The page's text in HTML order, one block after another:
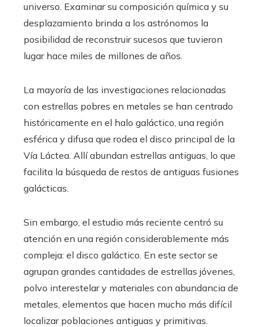
universo. Examinar su composición química y su
desplazamiento brinda a los astrónomos la
posibilidad de reconstruir sucesos que tuvieron
lugar hace miles de millones de años.
La mayoría de las investigaciones relacionadas
con estrellas pobres en metales se han centrado
históricamente en el halo galáctico, una región
esférica y difusa que rodea el disco principal de la
Vía Láctea. Allí abundan estrellas antiguas, lo que
facilita la búsqueda de restos de antiguas fusiones
galácticas.
Sin embargo, el estudio más reciente centró su
atención en una región considerablemente más
compleja: el disco galáctico. En este sector se
agrupan grandes cantidades de estrellas jóvenes,
polvo interestelar y materiales con abundancia de
metales, elementos que hacen mucho más difícil
localizar poblaciones antiguas y primitivas.